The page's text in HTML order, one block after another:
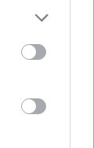
Google
click to
tags to
Google